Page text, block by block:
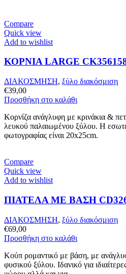
Compare
Quick view
Add to wishlist
ΚΟΡΝΙΑ LARGE
ΔΙΑΚΟΣΜΗΣΗ, ξύλο διακόσμιση
€39,00
Προσθήκη στο καλάθι
Κορνίζα ανάγλυφη με κρινάκια &
λευκού παλαιωμένου ξύλου. Η
φωτογραφίας είναι 20x25cm.
Compare
Quick view
Add to wishlist
ΠΙΑΤΕΛΑ ΜΕ ΒΑΣΗ
ΔΙΑΚΟΣΜΗΣΗ, ξύλο διακόσμιση
€69,00
Προσθήκη στο καλάθι
Κούπ ρομαντικό με βάση, με
φυσικού ξύλου. Ιδανικό για